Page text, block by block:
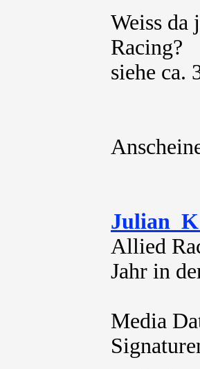
Weiss da
Racing?
siehe ca.
Allied
Jahr in
Media